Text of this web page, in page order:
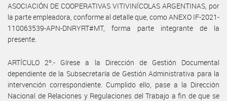
ASOCIACIÓN DE COOPERATIVAS VITIVINÍCOLAS ARGENTINAS, por
la parte empleadora, conforme al detalle que, como ANEXO IF-2021-
110063539-APN-DNRYRT#MT, forma parte integrante de la
presente.
ARTÍCULO 2º.- Gírese a la Dirección de Gestión Documental
dependiente de la Subsecretaría de Gestión Administrativa para la
intervención correspondiente. Cumplido ello, pase a la Dirección
Nacional de Relaciones y Regulaciones del Trabajo a fin de que se